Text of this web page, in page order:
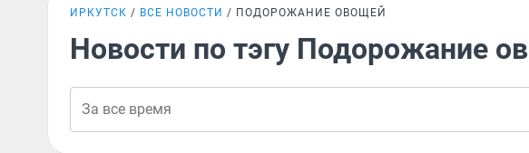
ИРКУТСК ВСЕ НОВОСТИ ПОДОРОЖАНИЕ ОВОЩЕЙ
Новости по тэгу Подорожание